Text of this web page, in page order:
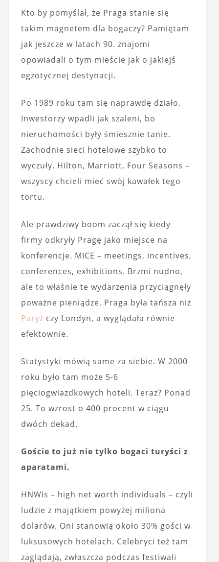
Kto by pomyślał, że Praga stanie się
takim magnetem dla bogaczy? Pamiętam
jak jeszcze w latach 90. znajomi
opowiadali o tym mieście jak o jakiejś
egzotycznej destynacji.
Po 1989 roku tam się naprawdę działo.
Inwestorzy wpadli jak szaleni, bo
nieruchomości były śmiesznie tanie.
Zachodnie sieci hotelowe szybko to
wyczuły. Hilton, Marriott, Four Seasons –
wszyscy chcieli mieć swój kawałek tego
tortu.
Ale prawdziwy boom zaczął się kiedy
firmy odkryły Pragę jako miejsce na
konferencje. MICE – meetings, incentives,
conferences, exhibitions. Brzmi nudno,
ale to właśnie te wydarzenia przyciągnęły
poważne pieniądze. Praga była tańsza niż
Paryż czy Londyn, a wyglądała równie
efektownie.
Statystyki mówią same za siebie. W 2000
roku było tam może 5-6
pięciogwiazdkowych hoteli. Teraz? Ponad
25. To wzrost o 400 procent w ciągu
dwóch dekad.
Goście to już nie tylko bogaci turyści z
aparatami.
HNWIs – high net worth individuals – czyli
ludzie z majątkiem powyżej miliona
dolarów. Oni stanowią około 30% gości w
luksusowych hotelach. Celebryci też tam
zaglądają, zwłaszcza podczas festiwali